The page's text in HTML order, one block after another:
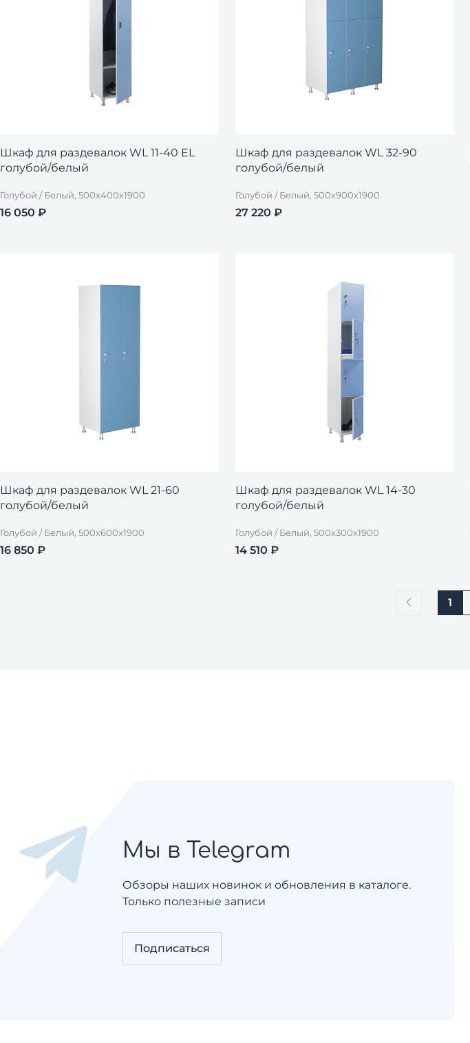
Шкаф для раздевалок WL 11-40 EL
голубой/белый
Голубой / Белый, 500x400x1900
16 050 ₽
Шкаф для раздевалок WL 32-90
голубой/белый
Голубой / Белый, 500x900x1900
27 220 ₽
Шкаф для раздевалок WL 21-60
голубой/белый
Голубой / Белый, 500x600x1900
16 850 ₽
Шкаф для раздевалок WL 14-30
голубой/белый
Голубой / Белый, 500x300x1900
14 510 ₽
1
Мы в Telegram
Обзоры наших новинок и обновления в каталоге.
Только полезные записи
Подписаться